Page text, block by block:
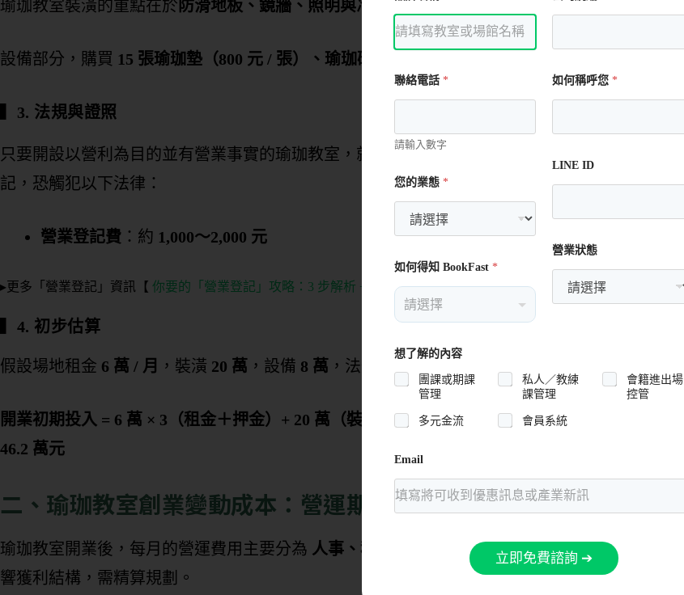
瑜珈教室裝潢的重點在於 防滑地板、鏡牆、照明與冷氣 ，費用約 。
設備部分，購買 15 張瑜珈墊（800 元 / 張）、瑜珈磚、音響、收納櫃等
3. 法規與證照
只要開設以營利為目的並有營業事實的瑜珈教室，就需要進行營業登記，若沒有申請營業登
記，恐觸犯以下法律：
營業登記費 ：約 1,000～2,000 元
▸更多「營業登記」資訊【 你要的「營業登記」攻略：3 步解析 + 全文件清單下載】
4. 初步估算
假設場地租金 6 萬 / 月 ，裝潢 20 萬 ，設備 8 萬 ，法規費用
開業初期投入 = 6 萬 × 3（租金＋押金）+ 20 萬（裝潢）+ 8 萬（設備）+ 2,000（法規） = 約
46.2 萬元
二、瑜珈教室創業變動成本：營運期間每月支出
瑜珈教室開業後，每月的營運費用主要分為 人事、租金、水電、行銷與系統管理，這些費用影
響獲利結構，需精算規劃。
聯絡電話 *
請輸入數字
您的業態 *
如何得知 BookFast *
如何稱呼您 *
LINE ID
營業狀態
想了解的內容
團課或期課
管理
私人／教練
課管理
會籍進出場
控管
多元金流 會員系統
Email
立即免費諮詢 ➔